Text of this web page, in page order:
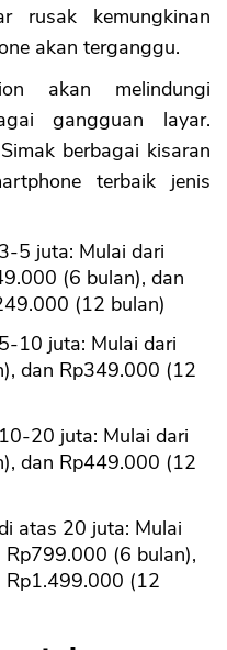
rusak kemungkinan
akan terganggu.
akan melindungi
gangguan layar.
berbagai kisaran
terbaik jenis
5 juta: Mulai dari
(6 bulan), dan
(12 bulan)
10 juta: Mulai dari
dan Rp349.000 (12
20 juta: Mulai dari
dan Rp449.000 (12
atas 20 juta: Mulai
(6 bulan),
Rp1.499.000 (12